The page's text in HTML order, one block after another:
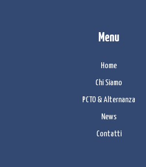
Menu
Home
Chi Siamo
PCTO & Alternanza
News
Contatti